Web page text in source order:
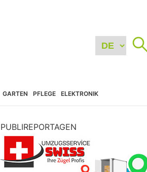
GARTEN PFLEGE ELEKTRONIK
PUBLIREPORTAGEN